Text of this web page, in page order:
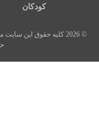
کودکان
© 2026 کلیه حقوق این